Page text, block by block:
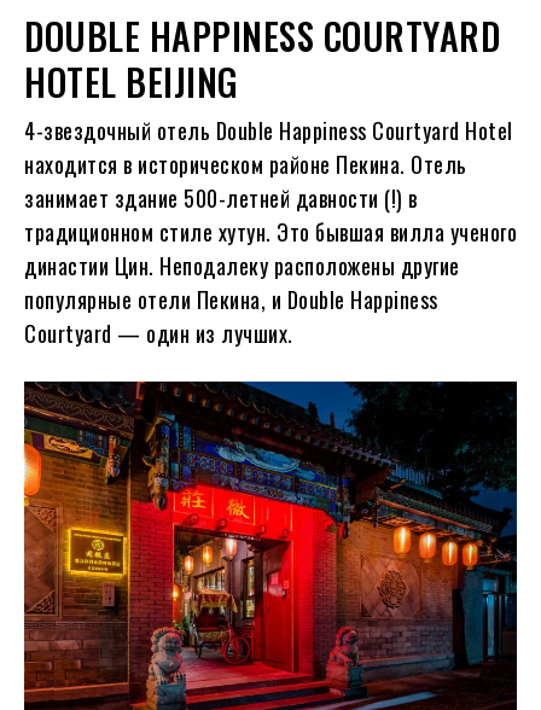
DOUBLE HAPPINESS COURTYARD
HOTEL BEIJING
4-звездочный отель Double Happiness Courtyard Hotel
находится в историческом районе Пекина. Отель
занимает здание 500-летней давности (!) в
традиционном стиле хутун. Это бывшая вилла ученого
династии Цин. Неподалеку расположены другие
популярные отели Пекина, и Double Happiness
Courtyard — один из лучших.